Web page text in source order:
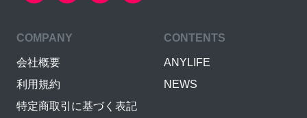
COMPANY
会社概要
利用規約
特定商取引に基づく表記
CONTENTS
ANYLIFE
NEWS